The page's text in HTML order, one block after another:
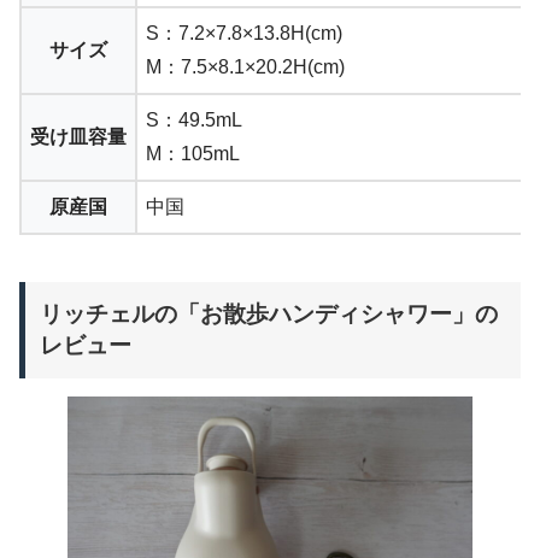
サイズ
S：7.2×7.8×13.8H(cm)
M：7.5×8.1×20.2H(cm)
受け皿容量
S：49.5mL
M：105mL
原産国 中国
リッチェルの「お散歩ハンディシャワー」の
レビュー